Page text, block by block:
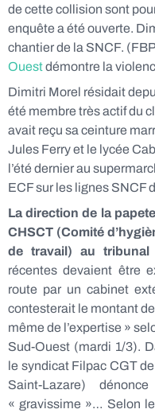
de cette collision sont
enquête a été ouverte.
chantier de la SNCF.
Ouestdémontre la
Dimitri Morel résidait
été membre très actif du
avait reçu sa ceinture
Jules Ferry et le lycée
l’été dernier au
ECF sur les lignes SNCF
La direction de la
CHSCT (Comité
de travail) au tribunal
récentes devaient être
route par un cabinet
contesterait le montant
même de l’expertise »
Sud-Ouest (mardi 1/3).
le syndicat Filpac CGT
Saint-Lazare)
« gravissime »… Selon